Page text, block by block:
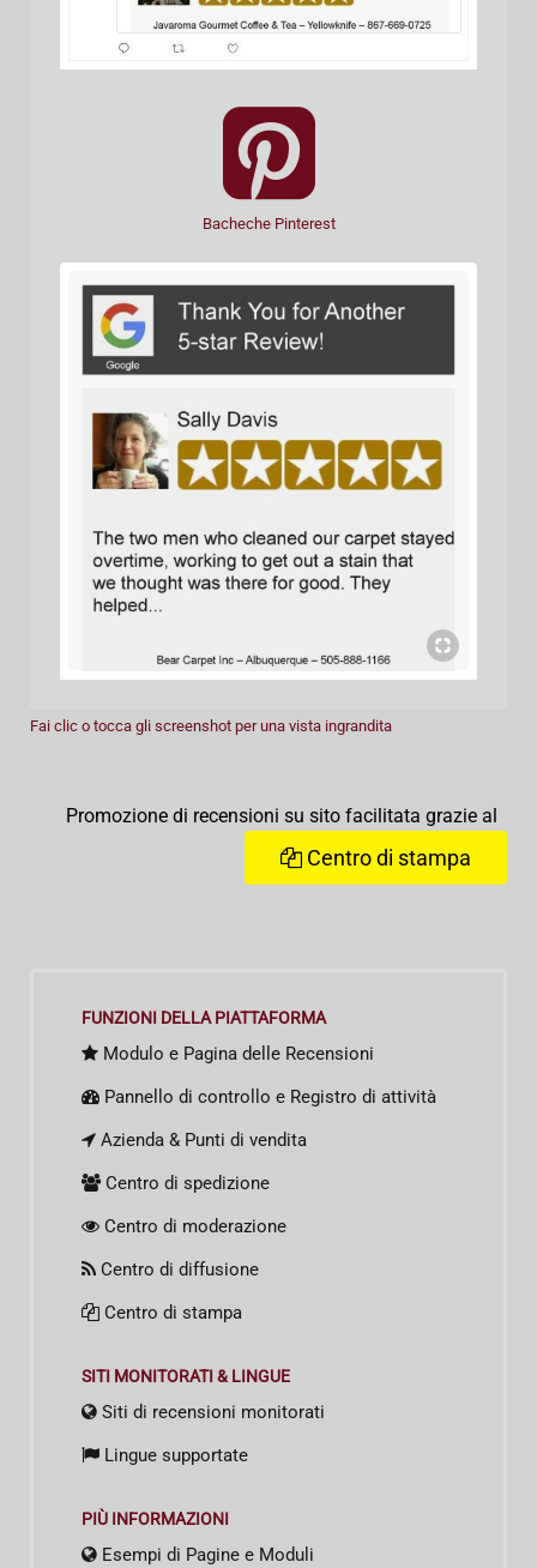
Bacheche Pinterest
Fai clic o tocca gli screenshot per una vista ingrandita
Promozione di recensioni su sito facilitata grazie al
Centro di stampa
FUNZIONI DELLA PIATTAFORMA
Modulo e Pagina delle Recensioni
Pannello di controllo e Registro di attività
Azienda & Punti di vendita
Centro di spedizione
Centro di moderazione
Centro di diffusione
Centro di stampa
SITI MONITORATI & LINGUE
Siti di recensioni monitorati
Lingue supportate
PIÙ INFORMAZIONI
Esempi di Pagine e Moduli